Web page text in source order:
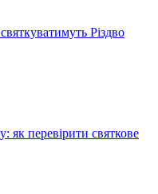
Різдво
як перевірити святкове